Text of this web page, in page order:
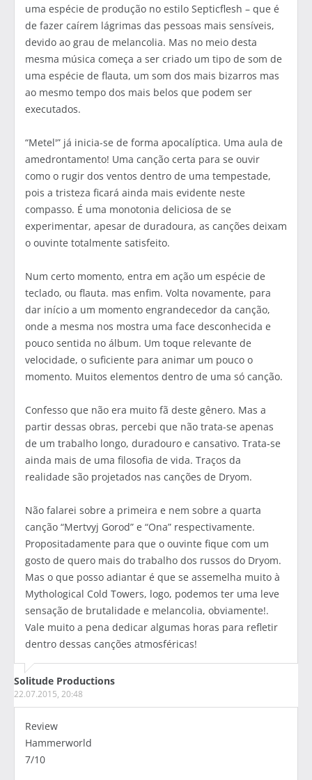
uma espécie de produção no estilo Septicflesh – que é
de fazer caírem lágrimas das pessoas mais sensíveis,
devido ao grau de melancolia. Mas no meio desta
mesma música começa a ser criado um tipo de som de
uma espécie de flauta, um som dos mais bizarros mas
ao mesmo tempo dos mais belos que podem ser
executados.
“Metel'” já inicia-se de forma apocalíptica. Uma aula de
amedrontamento! Uma canção certa para se ouvir
como o rugir dos ventos dentro de uma tempestade,
pois a tristeza ficará ainda mais evidente neste
compasso. É uma monotonia deliciosa de se
experimentar, apesar de duradoura, as canções deixam
o ouvinte totalmente satisfeito.
Num certo momento, entra em ação um espécie de
teclado, ou flauta. mas enfim. Volta novamente, para
dar início a um momento engrandecedor da canção,
onde a mesma nos mostra uma face desconhecida e
pouco sentida no álbum. Um toque relevante de
velocidade, o suficiente para animar um pouco o
momento. Muitos elementos dentro de uma só canção.
Confesso que não era muito fã deste gênero. Mas a
partir dessas obras, percebi que não trata-se apenas
de um trabalho longo, duradouro e cansativo. Trata-se
ainda mais de uma filosofia de vida. Traços da
realidade são projetados nas canções de Dryom.
Não falarei sobre a primeira e nem sobre a quarta
canção “Mertvyj Gorod” e “Ona” respectivamente.
Propositadamente para que o ouvinte fique com um
gosto de quero mais do trabalho dos russos do Dryom.
Mas o que posso adiantar é que se assemelha muito à
Mythological Cold Towers, logo, podemos ter uma leve
sensação de brutalidade e melancolia, obviamente!.
Vale muito a pena dedicar algumas horas para refletir
dentro dessas canções atmosféricas!
Solitude Productions
22.07.2015, 20:48
Review
Hammerworld
7/10